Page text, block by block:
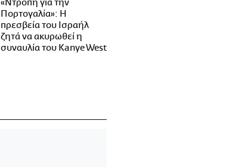
«Ντροπή για την
Πορτογαλία»: Η
πρεσβεία του Ισραήλ
ζητά να ακυρωθεί η
συναυλία του Kanye West